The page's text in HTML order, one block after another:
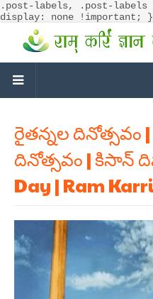
.post-labels, .post-
display: none !important; }
రైతన్నల
దినోత్సవం | కిసాన్
Day | Ram Karri